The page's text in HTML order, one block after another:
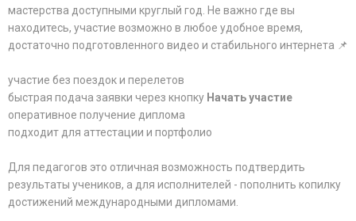
мастерства доступными круглый год. Не важно где вы
находитесь, участие возможно в любое удобное время,
достаточно подготовленного видео и стабильного интернета 📌
участие без поездок и перелетов
быстрая подача заявки через кнопку Начать участие
оперативное получение диплома
подходит для аттестации и портфолио
Для педагогов это отличная возможность подтвердить
результаты учеников, а для исполнителей - пополнить копилку
достижений международными дипломами.